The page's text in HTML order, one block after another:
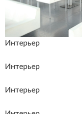
Интерьер
Интерьер
Интерьер